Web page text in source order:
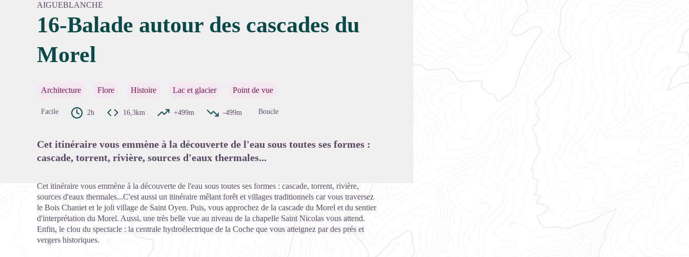
AIGUEBLANCHE
16-Balade autour des cascades du
Morel
Architecture Flore Histoire Lac et glacier Point de vue
Facile 2h 16,3km +499m -499m Boucle
Cet itinéraire vous emmène à la découverte de l'eau sous toutes ses formes :
cascade, torrent, rivière, sources d'eaux thermales...
Cet itinéraire vous emmène à la découverte de l'eau sous toutes ses formes : cascade, torrent, rivière,
sources d'eaux thermales...C'est aussi un itinéraire mêlant forêt et villages traditionnels car vous traversez
le Bois Chaniet et le joli village de Saint Oyen. Puis, vous approchez de la cascade du Morel et du sentier
d'interprétation du Morel. Aussi, une très belle vue au niveau de la chapelle Saint Nicolas vous attend.
Enfin, le clou du spectacle : la centrale hydroélectrique de la Coche que vous atteignez par des prés et
vergers historiques.